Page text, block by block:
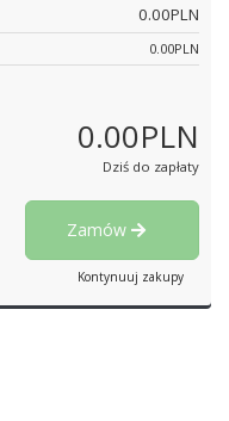
0.00PLN
0.00PLN
0.00PLN
Dziś do zapłaty
Zamów
Kontynuuj zakupy